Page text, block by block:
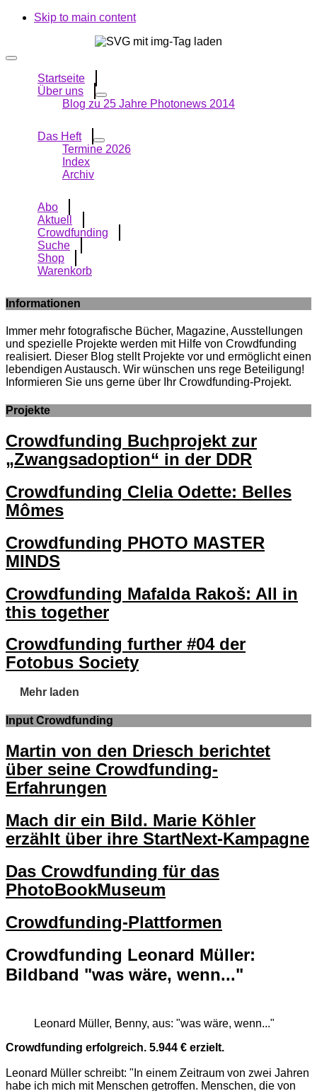
Skip to main content
Startseite
Über uns
Blog zu 25 Jahre Photonews 2014
Das Heft
Termine 2026
Index
Archiv
Abo
Aktuell
Crowdfunding
Suche
Shop
Warenkorb
Informationen
Immer mehr fotografische Bücher, Magazine, Ausstellungen
und spezielle Projekte werden mit Hilfe von Crowdfunding
realisiert. Dieser Blog stellt Projekte vor und ermöglicht einen
lebendigen Austausch. Wir wünschen uns rege Beteiligung!
Informieren Sie uns gerne über Ihr Crowdfunding-Projekt.
Projekte
Crowdfunding Buchprojekt zur
„Zwangsadoption“ in der DDR
Crowdfunding Clelia Odette: Belles
Mômes
Crowdfunding PHOTO MASTER
MINDS
Crowdfunding Mafalda Rakoš: All in
this together
Crowdfunding further #04 der
Fotobus Society
Mehr laden
Input Crowdfunding
Martin von den Driesch berichtet
über seine Crowdfunding-
Erfahrungen
Mach dir ein Bild. Marie Köhler
erzählt über ihre StartNext-Kampagne
Das Crowdfunding für das
PhotoBookMuseum
Crowdfunding-Plattformen
Crowdfunding Leonard Müller:
Bildband "was wäre, wenn..."
Leonard Müller, Benny, aus: "was wäre, wenn..."
Crowdfunding erfolgreich. 5.944 € erzielt.
Leonard Müller schreibt: "In einem Zeitraum von zwei Jahren
habe ich mich mit Menschen getroffen. Menschen, die von